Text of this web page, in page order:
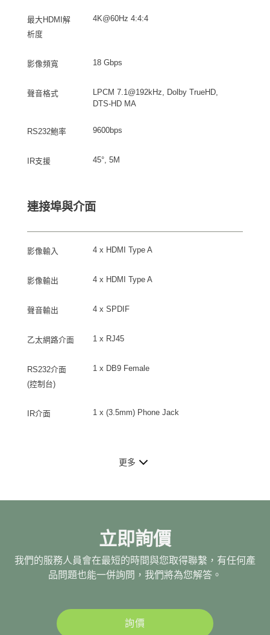
最大HDMI解
析度
4K@60Hz 4:4:4
影像頻寬 18 Gbps
聲音格式
LPCM 7.1@192kHz, Dolby TrueHD,
DTS-HD MA
RS232鮑率 9600bps
IR支援 45°, 5M
連接埠與介面
影像輸入 4 x HDMI Type A
影像輸出 4 x HDMI Type A
聲音輸出 4 x SPDIF
乙太網路介面 1 x RJ45
RS232介面
(控制台)
1 x DB9 Female
IR介面 1 x (3.5mm) Phone Jack
更多
立即詢價
我們的服務人員會在最短的時間與您取得聯繫，有任何產
品問題也能一併詢問，我們將為您解答。
詢價